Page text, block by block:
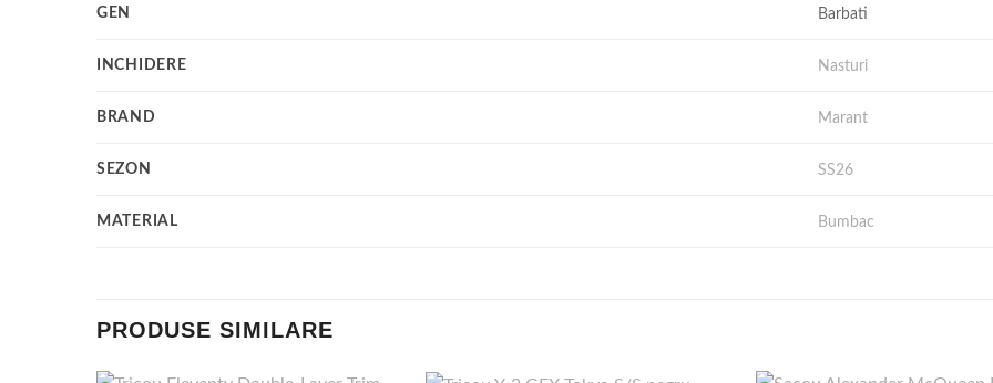
GEN Barbati
INCHIDERE Nasturi
BRAND Marant
SEZON SS26
MATERIAL Bumbac
PRODUSE SIMILARE